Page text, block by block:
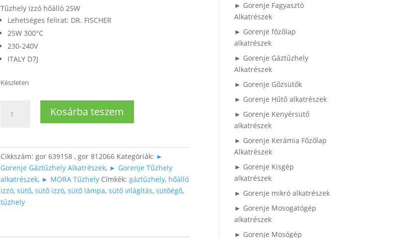
Tűzhely izzó hőálló 25W
Lehetséges felirat: DR. FISCHER
25W 300°C
230-240V
ITALY D7J
Készleten
hőálló
25W
(Dr.
Fischer)
mennyiség
Kosárba teszem
Cikkszám:gor 639158 , gor 812066 Kategóriák: ►
Gorenje Gáztűzhely Alkatrészek, ► Gorenje Tűzhely
alkatrészek, ► MORA Tűzhely Címkék:gáztűzhely, hőálló
izzó,sütő,sütő izzó,sütő lámpa,sütő világítás,sütőégő,
tűzhely
► Gorenje Fagyasztó
Alkatrészek
► Gorenje főzőlap
alkatrészek
► Gorenje Gáztűzhely
Alkatrészek
► Gorenje Gőzsütők
► Gorenje Hűtő alkatrészek
► Gorenje Kenyérsütő
alkatrészek
► Gorenje Kerámia Főzőlap
Alkatrészek
► Gorenje Kisgép
alkatrészek
► Gorenje mikró alkatrészek
► Gorenje Mosogatógép
alkatrészek
► Gorenje Mosógép